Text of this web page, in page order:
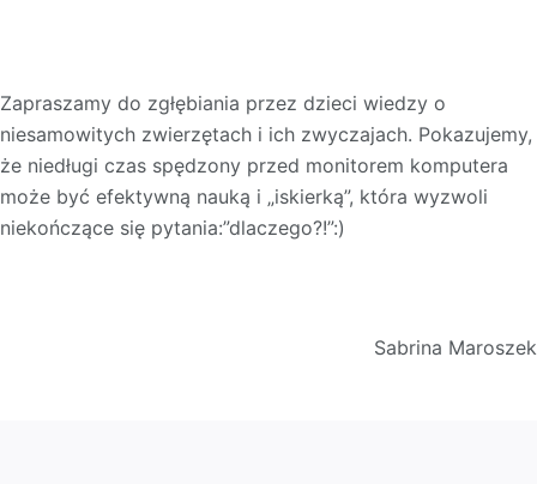
Zapraszamy do zgłębiania przez dzieci wiedzy o
niesamowitych zwierzętach i ich zwyczajach. Pokazujemy,
że niedługi czas spędzony przed monitorem komputera
może być efektywną nauką i „iskierką”, która wyzwoli
niekończące się pytania:”dlaczego?!”:)
Sabrina Maroszek